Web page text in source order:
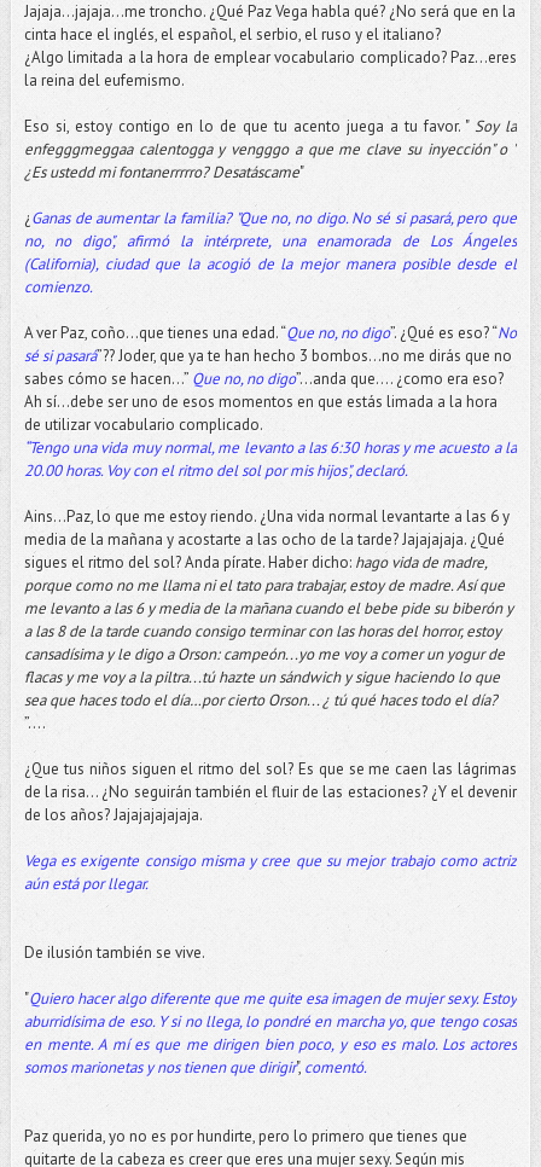
Jajaja…jajaja...me troncho. ¿Qué Paz Vega habla qué? ¿No será que en la
cinta hace el inglés, el español, el serbio, el ruso y el italiano?
¿Algo limitada a la hora de emplear vocabulario complicado? Paz...eres
la reina del eufemismo.
Eso si, estoy contigo en lo de que tu acento juega a tu favor. " Soy la
enfegggmeggaa calentogga y vengggo a que me clave su inyección" o "
¿Es ustedd mi fontanerrrrro? Desatáscame"
¿Ganas de aumentar la familia? "Que no, no digo. No sé si pasará, pero que
no, no digo", afirmó la intérprete, una enamorada de Los Ángeles
(California), ciudad que la acogió de la mejor manera posible desde el
comienzo.
A ver Paz, coño...que tienes una edad. “Que no, no digo”. ¿Qué es eso? “No
sé si pasará”?? Joder, que ya te han hecho 3 bombos…no me dirás que no
sabes cómo se hacen…” Que no, no digo”...anda que…. ¿como era eso?
Ah sí...debe ser uno de esos momentos en que estás limada a la hora
de utilizar vocabulario complicado.
“Tengo una vida muy normal, me levanto a las 6:30 horas y me acuesto a la
20.00 horas. Voy con el ritmo del sol por mis hijos", declaró.
Ains...Paz, lo que me estoy riendo. ¿Una vida normal levantarte a las 6 y
media de la mañana y acostarte a las ocho de la tarde? Jajajajaja. ¿Qué
sigues el ritmo del sol? Anda pírate. Haber dicho: hago vida de madre,
porque como no me llama ni el tato para trabajar, estoy de madre. Así que
me levanto a las 6 y media de la mañana cuando el bebe pide su biberón y
a las 8 de la tarde cuando consigo terminar con las horas del horror, estoy
cansadísima y le digo a Orson: campeón...yo me voy a comer un yogur de
flacas y me voy a la piltra...tú hazte un sándwich y sigue haciendo lo que
sea que haces todo el día…por cierto Orson... ¿ tú qué haces todo el día?
”….
¿Que tus niños siguen el ritmo del sol? Es que se me caen las lágrimas
de la risa… ¿No seguirán también el fluir de las estaciones? ¿Y el devenir
de los años? Jajajajajajaja.
Vega es exigente consigo misma y cree que su mejor trabajo como actriz
aún está por llegar.
De ilusión también se vive.
"Quiero hacer algo diferente que me quite esa imagen de mujer sexy. Estoy
aburridísima de eso. Y si no llega, lo pondré en marcha yo, que tengo cosas
en mente. A mí es que me dirigen bien poco, y eso es malo. Los actores
somos marionetas y nos tienen que dirigir", comentó.
Paz querida, yo no es por hundirte, pero lo primero que tienes que
quitarte de la cabeza es creer que eres una mujer sexy. Según mis